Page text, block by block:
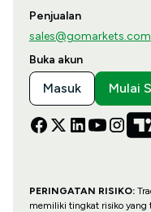
Penjualan
sales@gomarkets.com
Buka akun
Masuk Mulai
PERINGATAN RISIKO:
memiliki tingkat risiko yang